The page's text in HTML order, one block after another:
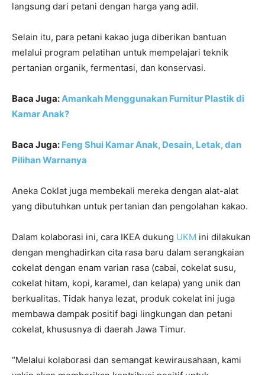
langsung dari petani dengan harga yang adil.
Selain itu, para petani kakao juga diberikan bantuan
melalui program pelatihan untuk mempelajari teknik
pertanian organik, fermentasi, dan konservasi.
Baca Juga:Amankah Menggunakan Furnitur Plastik di
Kamar Anak?
Baca Juga: Feng Shui Kamar Anak, Desain, Letak, dan
Pilihan Warnanya
Aneka Coklat juga membekali mereka dengan alat-alat
yang dibutuhkan untuk pertanian dan pengolahan kakao.
Dalam kolaborasi ini, cara IKEA dukung UKM ini dilakukan
dengan menghadirkan cita rasa baru dalam serangkaian
cokelat dengan enam varian rasa (cabai, cokelat susu,
cokelat hitam, kopi, karamel, dan kelapa) yang unik dan
berkualitas. Tidak hanya lezat, produk cokelat ini juga
membawa dampak positif bagi lingkungan dan petani
cokelat, khususnya di daerah Jawa Timur.
“Melalui kolaborasi dan semangat kewirausahaan, kami